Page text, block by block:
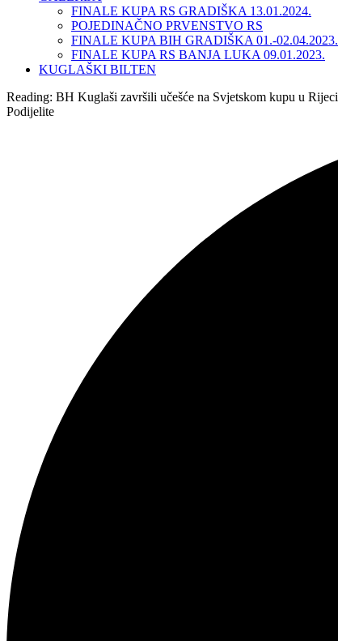
FINALE KUPA RS GRADIŠKA 13.01.2024.
POJEDINAČNO PRVENSTVO RS
FINALE KUPA BIH GRADIŠKA 01.-02.04.2023.
FINALE KUPA RS BANJA LUKA 09.01.2023.
KUGLAŠKI BILTEN
Reading: BH Kuglaši završili učešće na Svjetskom kupu u Rijeci
Podijelite